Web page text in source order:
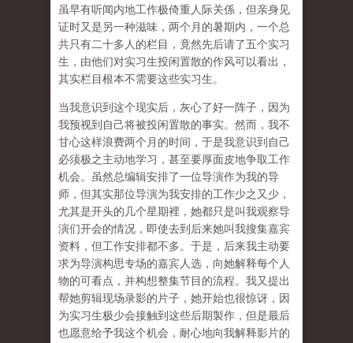
虽早有听闻内地工作极倚重人际关係，但亲身见
证时又是另一种滋味，两个月的暑期内，一个总
共只有二十多人的栏目，竟然先后请了五个实习
生，由他们对实习生投闲置散的作风可以看出，
其实栏目根本不需要这些实习生。
当我意识到这个现实后，灰心了好一阵子，因为
我预视到自己将被投闲置散的事实。然而，我不
甘心这样浪费两个月的时间，于是我意识到自己
必须极之主动地学习，甚至要厚面皮地争取工作
机会。虽然总编辑安排了一位导演作为我的导
师，但其实那位导演为我安排的工作少之又少，
尤其是开头的几个星期裡，她都只是叫我观察导
演们开会的情况，即使去到后来她叫我搜集嘉宾
资料，但工作安排都不多。于是，后来我主动要
求为导演构思专场的嘉宾人选，向她解释每个人
物的可看点，并构想整集节目的流程。我又提出
帮她剪辑现场录影的片子，她开始也很惊讶，因
为实习生极少会接触到这些后期製作，但是最后
也愿意给予我这个机会，耐心地向我解释影片的